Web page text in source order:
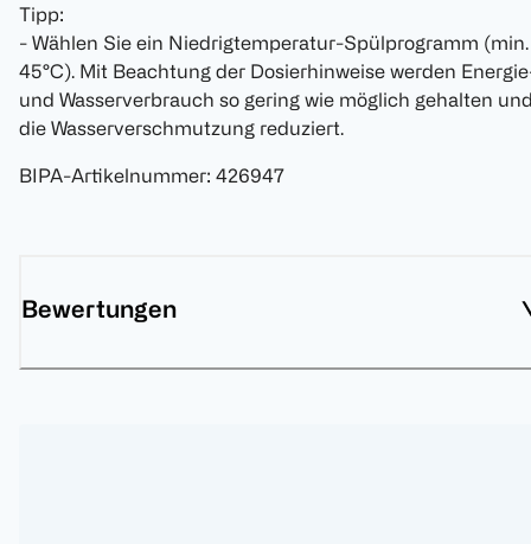
Tipp:
- Wählen Sie ein Niedrigtemperatur-Spülprogramm (min.
45°C). Mit Beachtung der Dosierhinweise werden
und Wasserverbrauch so gering wie möglich gehalten
die Wasserverschmutzung reduziert.
BIPA-Artikelnummer: 426947
Bewertungen